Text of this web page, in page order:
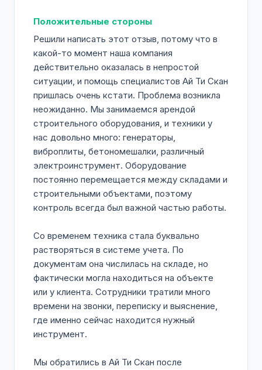
Положительные стороны
Решили написать этот отзыв, потому что в
какой-то момент наша компания
действительно оказалась в непростой
ситуации, и помощь специалистов Ай Ти Скан
пришлась очень кстати. Проблема возникла
неожиданно. Мы занимаемся арендой
строительного оборудования, и техники у
нас довольно много: генераторы,
виброплиты, бетономешалки, различный
электроинструмент. Оборудование
постоянно перемещается между складами и
строительными объектами, поэтому
контроль всегда был важной частью работы.
Со временем техника стала буквально
растворяться в системе учета. По
документам она числилась на складе, но
фактически могла находиться на объекте
или у клиента. Сотрудники тратили много
времени на звонки, переписку и выяснение,
где именно сейчас находится нужный
инструмент.
Мы обратились в Ай Ти Скан после